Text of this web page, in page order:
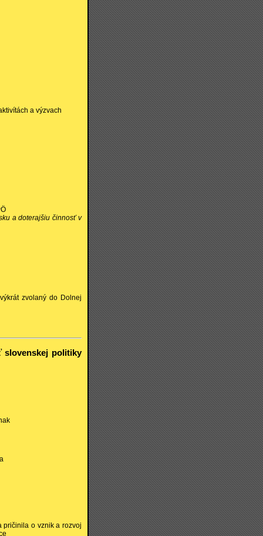
a výzvach
a doterajšiu činnosť v
zvolaný do Dolnej
slovenskej politiky
pričinila o vznik a rozvoj